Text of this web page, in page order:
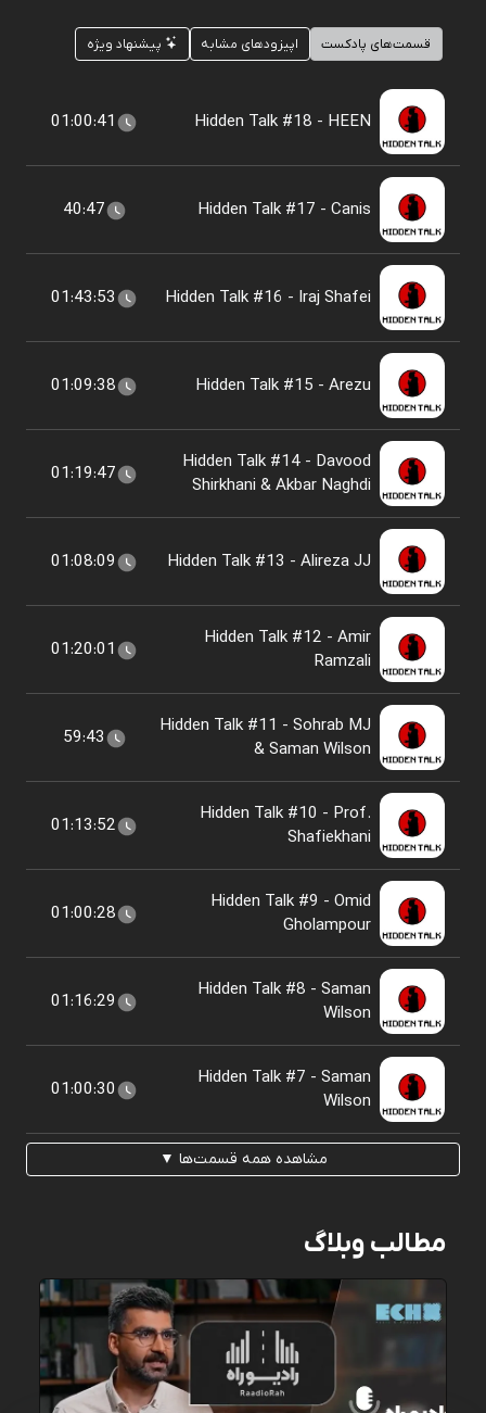
قسمت‌های پادکست اپیزودهای مشابه پیشنهاد ویژه
Hidden Talk #18 - HEEN
01:00:41
Hidden Talk #17 - Canis
40:47
Hidden Talk #16 - Iraj Shafei
01:43:53
Hidden Talk #15 - Arezu
01:09:38
Hidden Talk #14 - Davood
Shirkhani & Akbar Naghdi
01:19:47
Hidden Talk #13 - Alireza JJ
01:08:09
Hidden Talk #12 - Amir
Ramzali
01:20:01
Hidden Talk #11 - Sohrab MJ
& Saman Wilson
59:43
Hidden Talk #10 - Prof.
Shafiekhani
01:13:52
Hidden Talk #9 - Omid
Gholampour
01:00:28
Hidden Talk #8 - Saman
Wilson
01:16:29
Hidden Talk #7 - Saman
Wilson
01:00:30
مشاهده همه قسمت‌ها ▼
مطالب وبلاگ